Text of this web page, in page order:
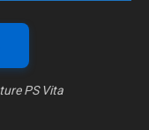
PS Vita